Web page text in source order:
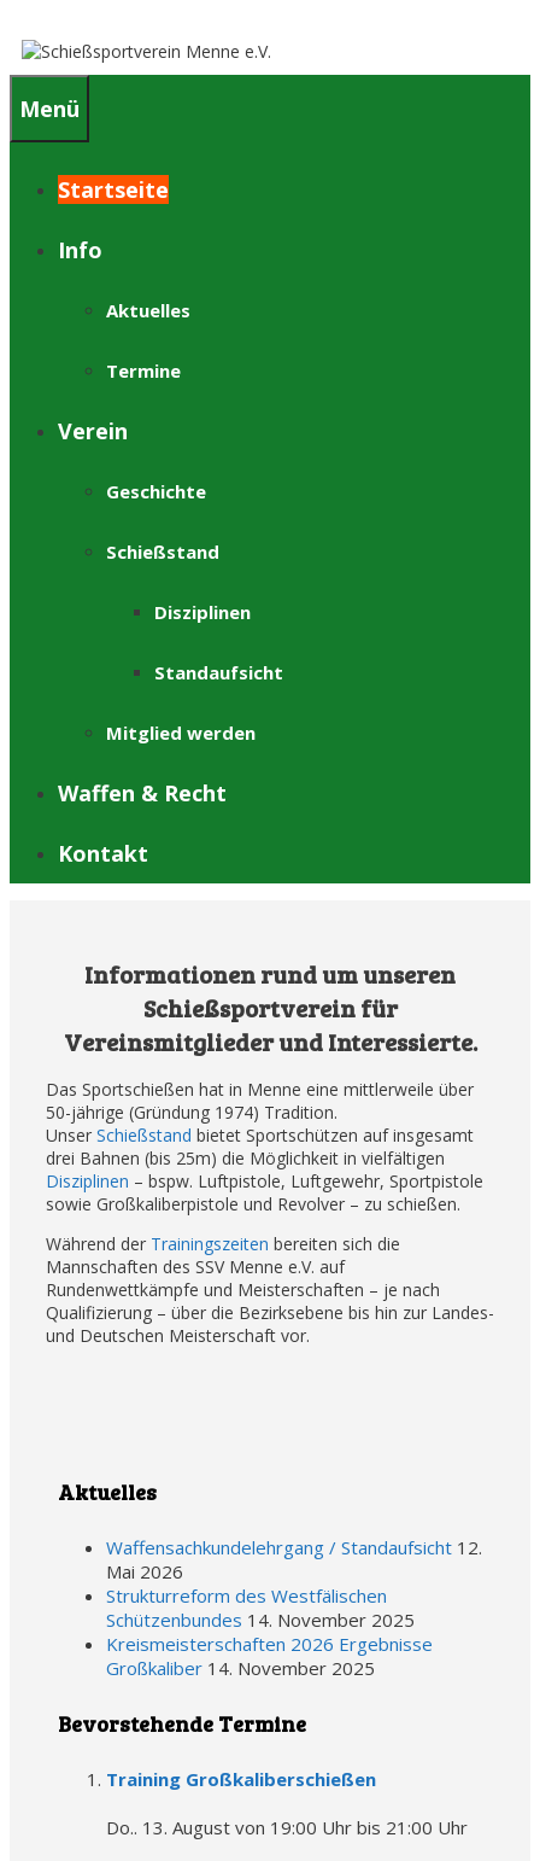
zum
Inhalt
Menü
Startseite
Info
Aktuelles
Termine
Verein
Geschichte
Schießstand
Disziplinen
Standaufsicht
Mitglied werden
Waffen & Recht
Kontakt
Informationen rund um unseren
Schießsportverein für
Vereinsmitglieder und Interessierte.
Das Sportschießen hat in Menne eine mittlerweile über
50-jährige (Gründung 1974) Tradition.
Unser Schießstand bietet Sportschützen auf insgesamt
drei Bahnen (bis 25m) die Möglichkeit in vielfältigen
Disziplinen – bspw. Luftpistole, Luftgewehr, Sportpistole
sowie Großkaliberpistole und Revolver – zu schießen.
Während der Trainingszeiten bereiten sich die
Mannschaften des SSV Menne e.V. auf
Rundenwettkämpfe und Meisterschaften – je nach
Qualifizierung – über die Bezirksebene bis hin zur Landes-
und Deutschen Meisterschaft vor.
Aktuelles
Waffensachkundelehrgang / Standaufsicht 12.
Mai 2026
Strukturreform des Westfälischen
Schützenbundes 14. November 2025
Kreismeisterschaften 2026 Ergebnisse
Großkaliber 14. November 2025
Bevorstehende Termine
Training Großkaliberschießen
Do.. 13. August von 19:00 Uhr bis 21:00 Uhr